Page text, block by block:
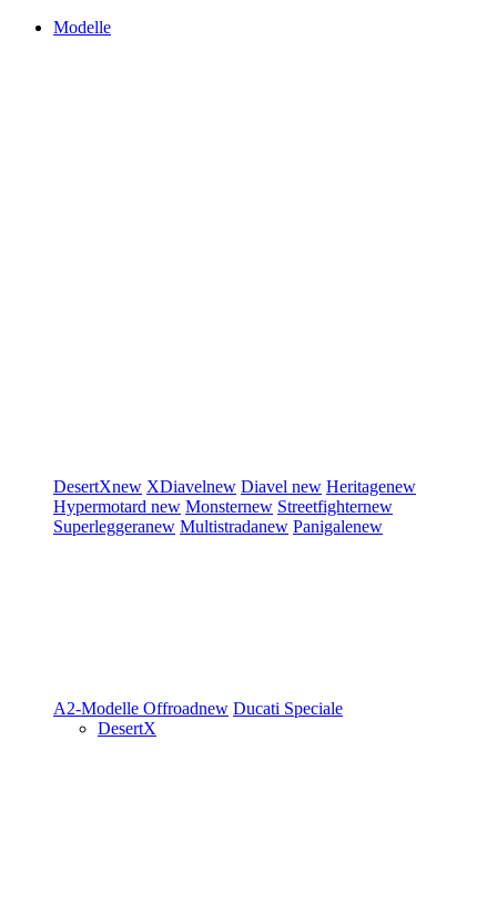
Modelle
DesertXnew XDiavelnew Diavel new Heritagenew
Hypermotard new Monsternew Streetfighternew
Superleggeranew Multistradanew Panigalenew
A2-Modelle Offroadnew Ducati Speciale
DesertX